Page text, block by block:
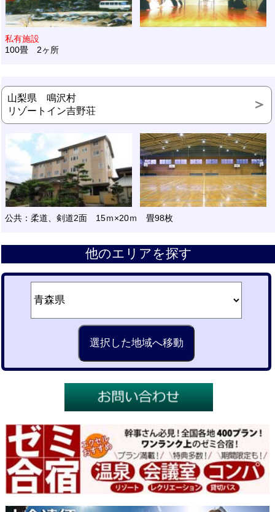
私有施設
100畳 2ヶ所
山梨県 鳴沢村
リゾートイン吉野荘
公共：柔道、剣道2面 15ｍ×20ｍ 畳98枚
他のエリアを探す